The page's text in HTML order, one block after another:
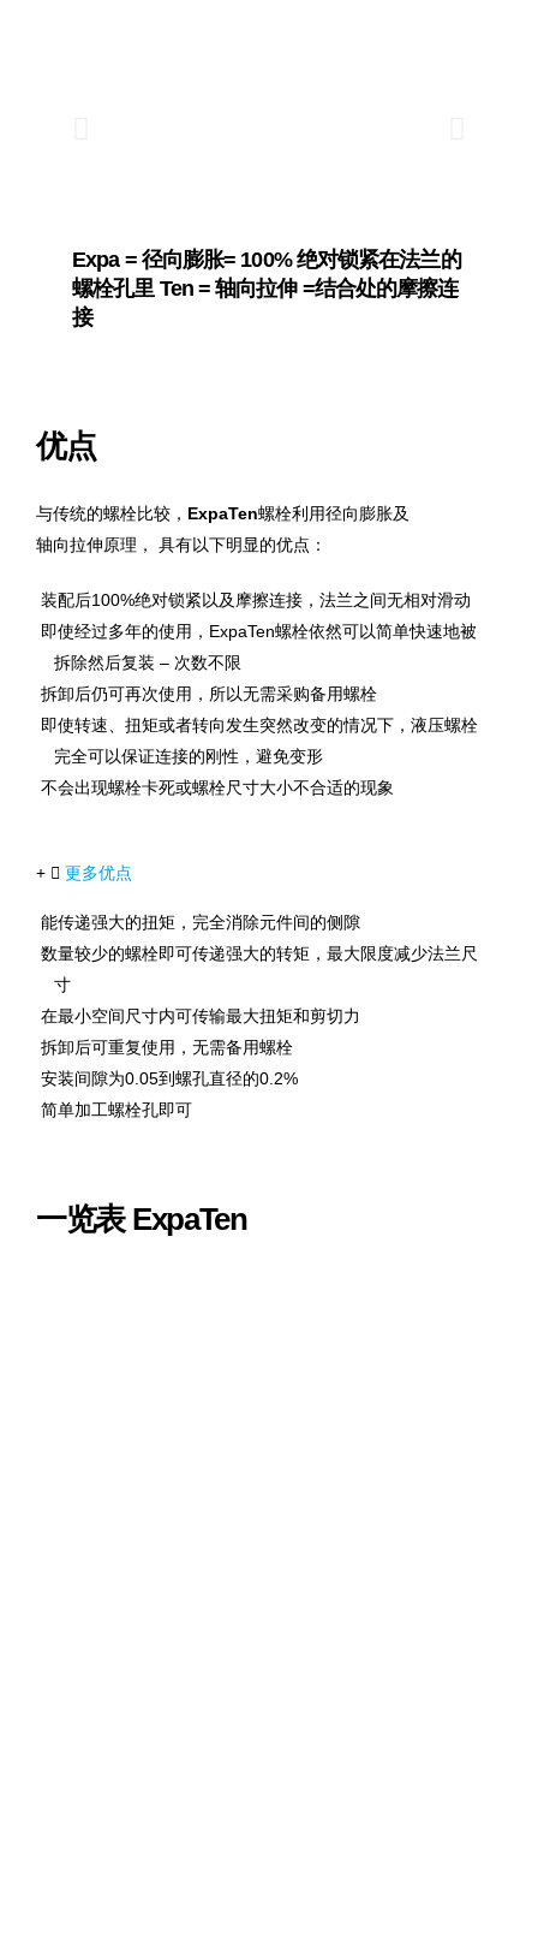
Expa = 径向膨胀= 100% 绝对锁紧在法兰的
螺栓孔里 Ten = 轴向拉伸 =结合处的摩擦连
接
优点
与传统的螺栓比较， ExpaTen螺栓利用径向膨胀及
轴向拉伸原理， 具有以下明显的优点：
装配后100%绝对锁紧以及摩擦连接，法兰之间无相对滑动
即使经过多年的使用，ExpaTen螺栓依然可以简单快速地被
拆除然后复装 – 次数不限
拆卸后仍可再次使用，所以无需采购备用螺栓
即使转速、扭矩或者转向发生突然改变的情况下，液压螺栓
完全可以保证连接的刚性，避免变形
不会出现螺栓卡死或螺栓尺寸大小不合适的现象
更多优点
能传递强大的扭矩，完全消除元件间的侧隙
数量较少的螺栓即可传递强大的转矩，最大限度减少法兰尺
寸
在最小空间尺寸内可传输最大扭矩和剪切力
拆卸后可重复使用，无需备用螺栓
安装间隙为0.05到螺孔直径的0.2%
简单加工螺栓孔即可
一览表 ExpaTen